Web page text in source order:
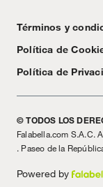
Textos Legales
Términos y
Política de
Política de
© TODOS LOS
Falabella.com S.A.C. A
. Paseo de la
Powered by